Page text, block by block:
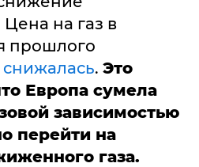
на газ в
прошлого
. Это
Европа сумела
зависимостью
перейти на
газа.